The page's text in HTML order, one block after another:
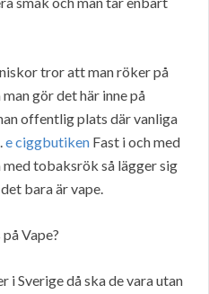
tror att man röker på
gör det här inne på
offentlig plats där vanliga
e ciggbutiken Fast i och med
tobaksrök så lägger sig
bara är vape.
Vape?
Sverige då ska de vara utan